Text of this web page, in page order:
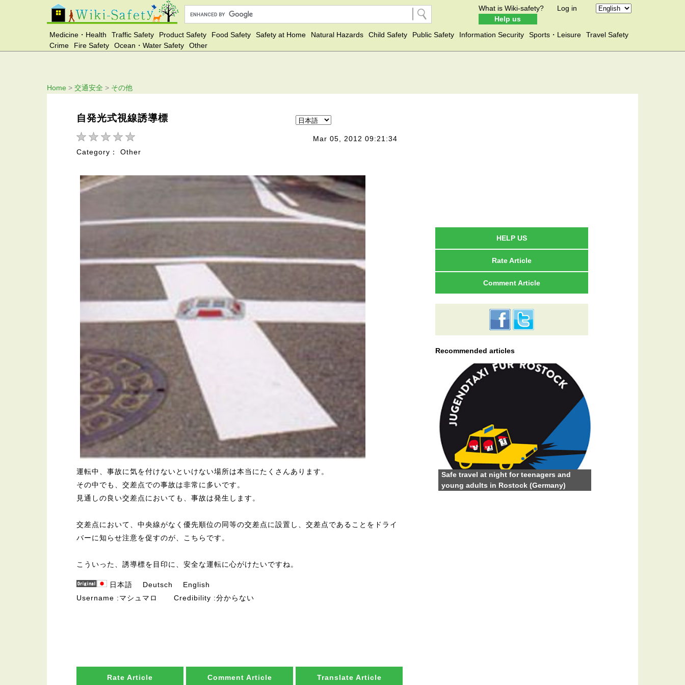
What is Wiki-safety?
Help us
Log in
Medicine・Health Traffic Safety Product Safety Food Safety Safety at Home Natural Hazards Child Safety Public Safety Information Security Sports・Leisure
Travel Safety
Crime
Fire Safety Ocean・Water Safety Other
Home > 交通安全 > その他
自発光式視線誘導標
Mar 05, 2012 09:21:34
Category： Other
運転中、事故に気を付けないといけない場所は本当にたくさんあります。
その中でも、交差点での事故は非常に多いです。
見通しの良い交差点においても、事故は発生します。
交差点において、中央線がなく優先順位の同等の交差点に設置し、交差点であることをドライ
バーに知らせ注意を促すのが、こちらです。
こういった、誘導標を目印に、安全な運転に心がけたいですね。
日本語 Deutsch
English
Username
マシュマロ Credibility 分からない
Rate Article Comment Article Translate Article
HELP US
Rate Article
Comment Article
Recommended articles
Safe travel at night for teenagers and
young adults in Rostock (Germany)